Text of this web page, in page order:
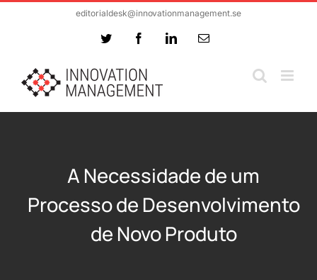
editorialdesk@innovationmanagement.se
Twitter FacebookLinkedInEmail
A Necessidade de um
Processo de Desenvolvimento
de Novo Produto